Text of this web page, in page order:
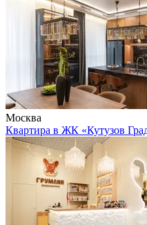
Москва
Квартира в ЖК «Кутузов